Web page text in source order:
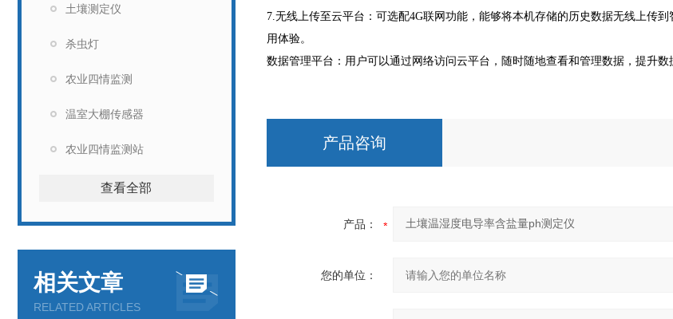
土壤测定仪
杀虫灯
农业四情监测
温室大棚传感器
农业四情监测站
查看全部
相关文章
RELATED ARTICLES
7.无线上传至云平台：可选配4G联网功能，能够将本机存储的历史数据无线上传
用体验。
数据管理平台：用户可以通过网络访问云平台，随时随地查看和管理数据，提升数
产品咨询
产品：
您的单位：